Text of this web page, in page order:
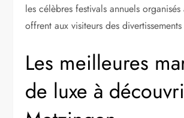
les célèbres festivals annuels
offrent aux visiteurs des
Les meilleures
de luxe à